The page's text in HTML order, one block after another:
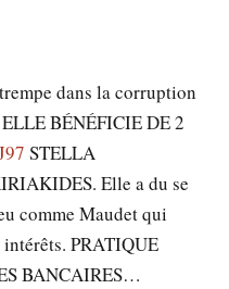
dans la corruption
BÉNÉFICIE DE 2
STELLA
Elle a du se
comme Maudet qui
PRATIQUE
BANCAIRES…